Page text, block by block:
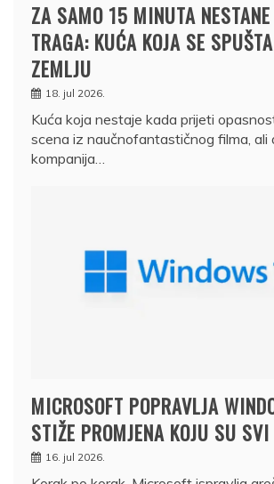
ZA SAMO 15 MINUTA
TRAGA: KUĆA KOJA SE
ZEMLJU
18. jul 2026.
Kuća koja nestaje kada prijeti
scena iz naučnofantastičnog filma, ali
kompanija…
MICROSOFT POPRAVLJA
STIŽE PROMJENA KOJU SU
16. jul 2026.